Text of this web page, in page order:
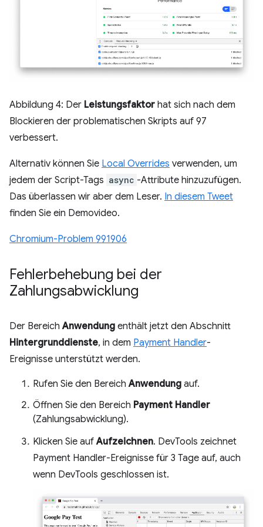
Abbildung 4: Der Leistungsfaktor hat sich nach dem
Blockieren der problematischen Skripts auf 97
verbessert.
Alternativ können Sie Local Overrides verwenden, um
jedem der Script-Tags async -Attribute hinzuzufügen.
Das überlassen wir aber dem Leser. In diesem Tweet
finden Sie ein Demovideo.
Chromium-Problem 991906
Fehlerbehebung bei der
Zahlungsabwicklung
Der BereichAnwendung enthält jetzt den Abschnitt
Hintergrunddienste, in dem Payment Handler-
Ereignisse unterstützt werden.
Rufen Sie den BereichAnwendung auf.
Öffnen Sie den Bereich Payment Handler
(Zahlungsabwicklung).
Klicken Sie aufAufzeichnen. DevTools zeichnet
Payment Handler-Ereignisse für 3 Tage auf, auch
wenn DevTools geschlossen ist.